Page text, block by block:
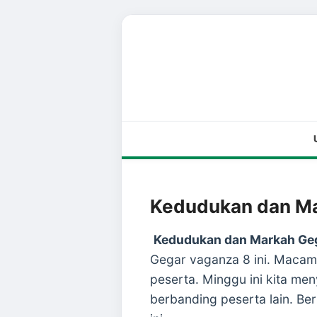
Kedudukan dan
Kedudukan dan Markah
Gegar vaganza 8 ini.
peserta. Minggu ini kita
berbanding peserta lain.